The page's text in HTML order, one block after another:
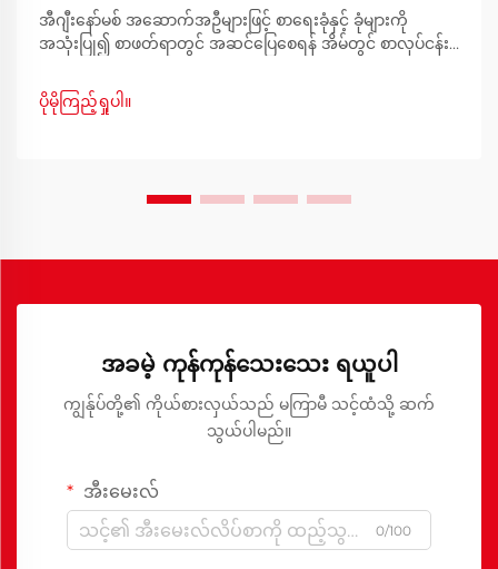
အီဂျီးနော်မစ် အဆောက်အဦများဖြင့် စာရေးခုံနှင့် ခုံများကို
အသုံးပြု၍ စာဖတ်ရာတွင် အဆင်ပြေစေရန် အိမ်တွင် စာလုပ်ငန်း
မိုဘိုင်းလ်သင်ကြားရေးတို့သည် ပို၍တိုးလာသည်နှင့်အမျှ အီဂျီး
နော်မစ် အလုပ်နေရာကိုဖန်တီးခြင်းသည်...
ပိုမိုကြည့်ရှုပါ။
အခမဲ့ ကုန်ကုန်သေးသေး ရယူပါ
ကျွန်ုပ်တို့၏ ကိုယ်စားလှယ်သည် မကြာမီ သင့်ထံသို့ ဆက်
သွယ်ပါမည်။
အီးမေးလ်
0/100